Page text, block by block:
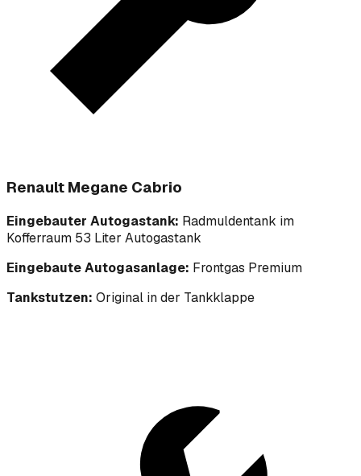
Renault Megane Cabrio
Eingebauter Autogastank: Radmuldentank im
Kofferraum 53 Liter Autogastank
Eingebaute Autogasanlage: Frontgas Premium
Tankstutzen: Original in der Tankklappe